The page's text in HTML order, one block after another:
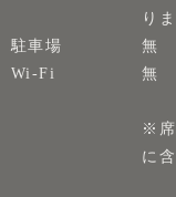
り
駐車場
無
Wi-Fi
無
※席
に